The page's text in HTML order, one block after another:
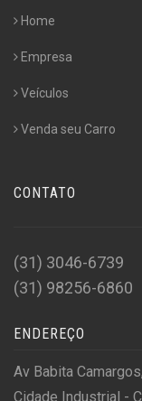
Home
Empresa
Veículos
Venda seu Carro
CONTATO
(31) 3046-6739
(31) 98256-6860
ENDEREÇO
Av Babita
Cidade Industrial -